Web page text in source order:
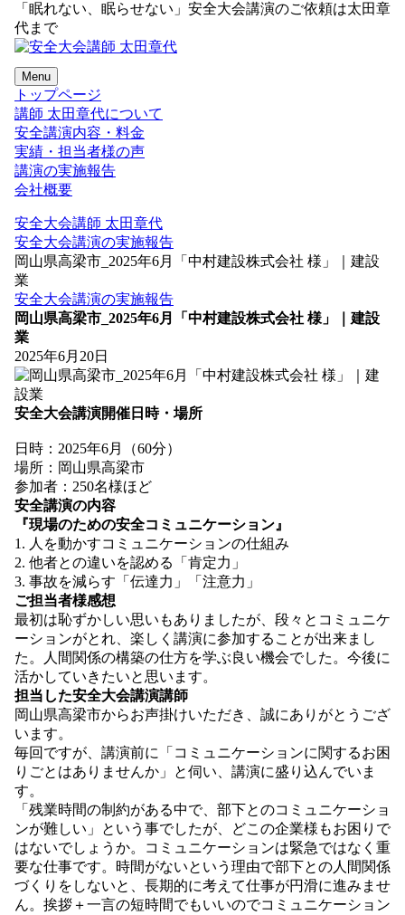
「眠れない、眠らせない」安全大会講演のご依頼は太田章
代まで
Menu
トップページ
講師 太田章代について
安全講演内容・料金
実績・担当者様の声
講演の実施報告
会社概要
安全大会講師 太田章代
安全大会講演の実施報告
岡山県高梁市_2025年6月「中村建設株式会社 様」｜建設
業
安全大会講演の実施報告
岡山県高梁市_2025年6月「中村建設株式会社 様」｜建設
業
2025年6月20日
安全大会講演開催日時・場所
日時：2025年6月（60分）
場所：岡山県高梁市
参加者：250名様ほど
安全講演の内容
『現場のための安全コミュニケーション』
1. 人を動かすコミュニケーションの仕組み
2. 他者との違いを認める「肯定力」
3. 事故を減らす「伝達力」「注意力」
ご担当者様感想
最初は恥ずかしい思いもありましたが、段々とコミュニケ
ーションがとれ、楽しく講演に参加することが出来まし
た。人間関係の構築の仕方を学ぶ良い機会でした。今後に
活かしていきたいと思います。
担当した安全大会講演講師
岡山県高梁市からお声掛けいただき、誠にありがとうござ
います。
毎回ですが、講演前に「コミュニケーションに関するお困
りごとはありませんか」と伺い、講演に盛り込んでいま
す。
「残業時間の制約がある中で、部下とのコミュニケーショ
ンが難しい」という事でしたが、どこの企業様もお困りで
はないでしょうか。コミュニケーションは緊急ではなく重
要な仕事です。時間がないという理由で部下との人間関係
づくりをしないと、長期的に考えて仕事が円滑に進みませ
ん。挨拶＋一言の短時間でもいいのでコミュニケーション